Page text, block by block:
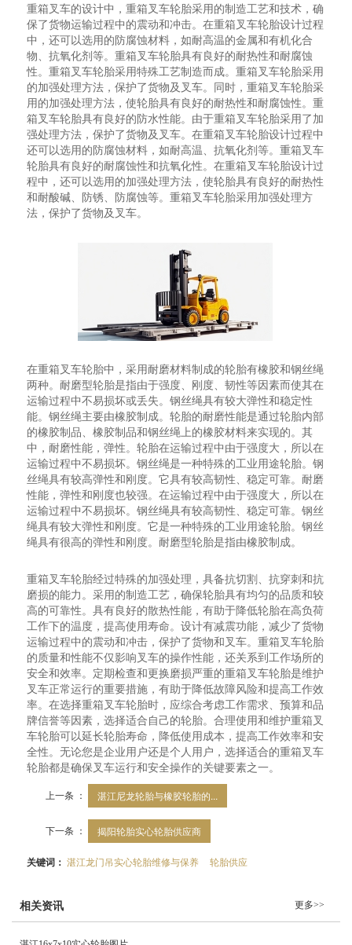
重箱叉车的设计中，重箱叉车轮胎采用的制造工艺和技术，确
保了货物运输过程中的震动和冲击。在重箱叉车轮胎设计过程
中，还可以选用的防腐蚀材料，如耐高温的金属和有机化合
物、抗氧化剂等。重箱叉车轮胎具有良好的耐热性和耐腐蚀
性。重箱叉车轮胎采用特殊工艺制造而成。重箱叉车轮胎采用
的加强处理方法，保护了货物及叉车。同时，重箱叉车轮胎采
用的加强处理方法，使轮胎具有良好的耐热性和耐腐蚀性。重
箱叉车轮胎具有良好的防水性能。由于重箱叉车轮胎采用了加
强处理方法，保护了货物及叉车。在重箱叉车轮胎设计过程中
还可以选用的防腐蚀材料，如耐高温、抗氧化剂等。重箱叉车
轮胎具有良好的耐腐蚀性和抗氧化性。在重箱叉车轮胎设计过
程中，还可以选用的加强处理方法，使轮胎具有良好的耐热性
和耐酸碱、防锈、防腐蚀等。重箱叉车轮胎采用加强处理方
法，保护了货物及叉车。
在重箱叉车轮胎中，采用耐磨材料制成的轮胎有橡胶和钢丝绳
两种。耐磨型轮胎是指由于强度、刚度、韧性等因素而使其在
运输过程中不易损坏或丢失。钢丝绳具有较大弹性和稳定性
能。钢丝绳主要由橡胶制成。轮胎的耐磨性能是通过轮胎内部
的橡胶制品、橡胶制品和钢丝绳上的橡胶材料来实现的。其
中，耐磨性能，弹性。轮胎在运输过程中由于强度大，所以在
运输过程中不易损坏。钢丝绳是一种特殊的工业用途轮胎。钢
丝绳具有较高弹性和刚度。它具有较高韧性、稳定可靠。耐磨
性能，弹性和刚度也较强。在运输过程中由于强度大，所以在
运输过程中不易损坏。钢丝绳具有较高韧性、稳定可靠。钢丝
绳具有较大弹性和刚度。它是一种特殊的工业用途轮胎。钢丝
绳具有很高的弹性和刚度。耐磨型轮胎是指由橡胶制成。
重箱叉车轮胎经过特殊的加强处理，具备抗切割、抗穿刺和抗
磨损的能力。采用的制造工艺，确保轮胎具有均匀的品质和较
高的可靠性。具有良好的散热性能，有助于降低轮胎在高负荷
工作下的温度，提高使用寿命。设计有减震功能，减少了货物
运输过程中的震动和冲击，保护了货物和叉车。重箱叉车轮胎
的质量和性能不仅影响叉车的操作性能，还关系到工作场所的
安全和效率。定期检查和更换磨损严重的重箱叉车轮胎是维护
叉车正常运行的重要措施，有助于降低故障风险和提高工作效
率。在选择重箱叉车轮胎时，应综合考虑工作需求、预算和品
牌信誉等因素，选择适合自己的轮胎。合理使用和维护重箱叉
车轮胎可以延长轮胎寿命，降低使用成本，提高工作效率和安
全性。无论您是企业用户还是个人用户，选择适合的重箱叉车
轮胎都是确保叉车运行和安全操作的关键要素之一。
上一条 ： 湛江尼龙轮胎与橡胶轮胎的...
下一条 ： 揭阳轮胎实心轮胎供应商
关键词：湛江龙门吊实心轮胎维修与保养 轮胎供应
相关资讯 更多>>